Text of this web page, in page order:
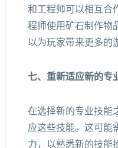
和工程师可以相互合
程师使用矿石制作物
以为玩家带来更多的
七、重新适应新的专
在选择新的专业技能
应这些技能。这可能
力，以熟悉新的技能